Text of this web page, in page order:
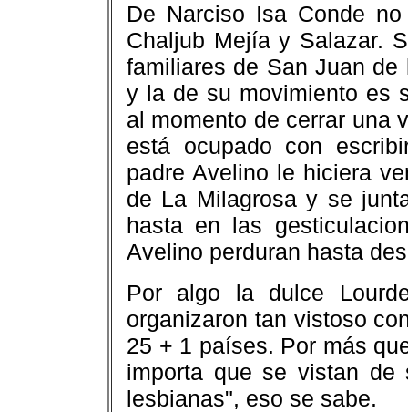
De Narciso Isa Conde
Chaljub Mejía y Salazar.
familiares de San Juan
y la de su movimiento es
al momento de cerrar una
está ocupado con
padre Avelino le hiciera
de La Milagrosa y se
hasta en las
Avelino perduran hasta
Por algo la dulce
organizaron tan vistoso
25 + 1 países. Por más
importa que se vistan de
lesbianas", eso se sabe.